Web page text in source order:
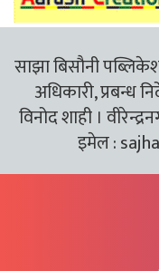
साझा बिसौनी
अधिकारी, प्रबन्ध
विनोद शाही ।
इमेल :